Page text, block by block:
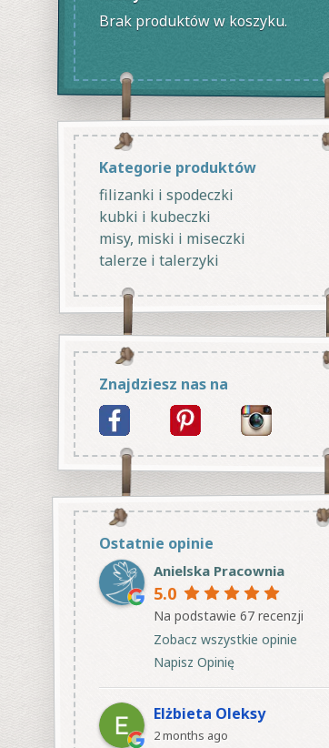
Brak produktów w koszyku.
Kategorie produktów
filizanki i spodeczki
kubki i kubeczki
misy, miski i miseczki
talerze i talerzyki
Znajdziesz nas na
Ostatnie opinie
Anielska Pracownia
5.0
Na podstawie 67 recenzji
Zobacz wszystkie opinie
Napisz Opinię
Elżbieta Oleksy
2 months ago